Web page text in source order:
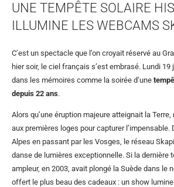
UNE TEMPÊTE SOLAIRE
ILLUMINE LES WEBCAMS
C’est un spectacle que l’on croyait réservé au
hier soir, le ciel français s’est embrasé. Lundi 19
dans les mémoires comme la soirée d’une
depuis 22 ans.
Alors qu’une éruption majeure atteignait la
aux premières loges pour capturer l’impensable.
Alpes en passant par les Vosges, le réseau
danse de lumières exceptionnelle. Si la dernière
ampleur, en 2003, avait plongé la Suède dans le
offert le plus beau des cadeaux : un show